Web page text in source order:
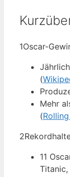
1Oscar-
(
Mehr
(
2
11